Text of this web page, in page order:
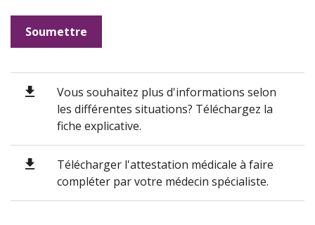
Soumettre
Vous souhaitez plus d'informations selon
les différentes situations? Téléchargez la
fiche explicative.
Télécharger l'attestation médicale à faire
compléter par votre médecin spécialiste.